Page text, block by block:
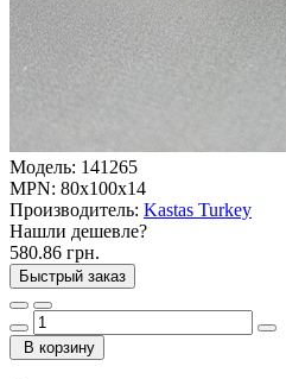
Модель: 141265
MPN: 80x100x14
Производитель: Kastas Turkey
Нашли дешевле?
580.86 грн.
Быстрый заказ
В корзину